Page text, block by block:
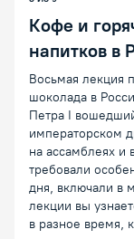
Кофе и
напитков в
Восьмая лекция
шоколада в
Петра I
императорском
на ассамблеях и
требовали
дня, включали в
лекции вы
в разное время,